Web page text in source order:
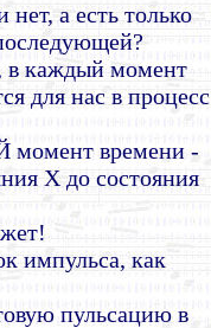
а есть только
в каждый момент
для нас в процесс
момент времени -
X до состояния
импульса, как
пульсацию в